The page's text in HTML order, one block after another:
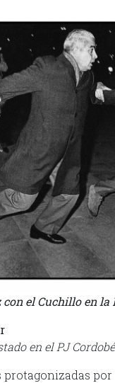
el Cuchillo en la
en el PJ
protagonizadas